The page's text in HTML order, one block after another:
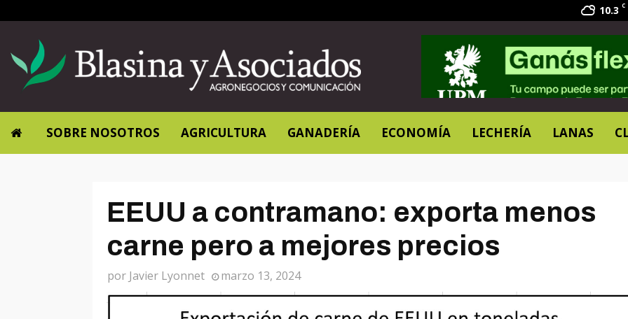
10.3 C
SOBRE NOSOTROS AGRICULTURA GANADERÍA ECONOMÍA LECHERÍA LANAS
EEUU a contramano: exporta menos
carne pero a mejores precios
por Javier Lyonnet marzo 13, 2024